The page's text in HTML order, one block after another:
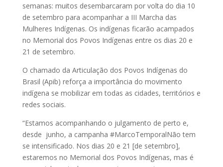
semanas: muitos desembarcaram por volta do dia 10
de setembro para acompanhar a III Marcha das
Mulheres Indígenas. Os indígenas ficarão acampados
no Memorial dos Povos Indígenas entre os dias 20 e
21 de setembro.
O chamado da Articulação dos Povos Indígenas do
Brasil (Apib) reforça a importância do movimento
indígena se mobilizar em todas as cidades, territórios e
redes sociais.
“Estamos acompanhando o julgamento de perto e,
desde junho, a campanha #MarcoTemporalNão tem
se intensificado. Nos dias 20 e 21 [de setembro],
estaremos no Memorial dos Povos Indígenas, mas é